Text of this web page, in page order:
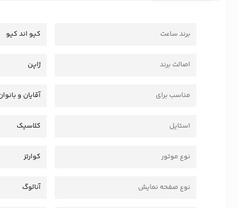
برند ساعت کیو اند کیو
اصالت برند ژاپن
مناسب برای آقایان و
استایل کلاسیک
نوع موتور کوارتز
نوع صفحه نمایش آنالوگ